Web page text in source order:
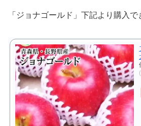
「ジョナゴールド」下記より購入で